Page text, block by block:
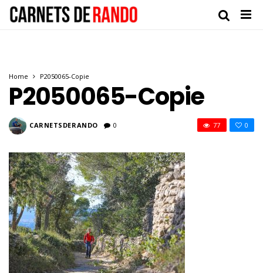
Home P2050065-Copie
P2050065-Copie
CARNETSDERANDO 0 0
77